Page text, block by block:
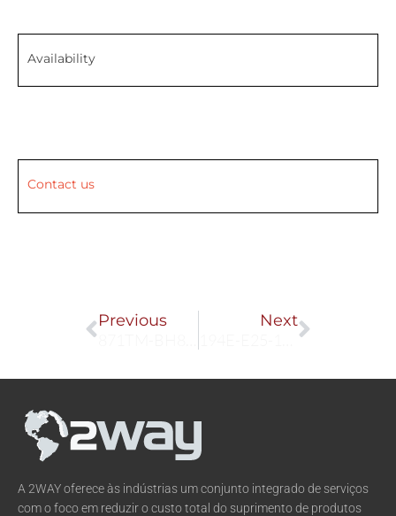
Availability
Contact us
Prev
Previous
NextNext
A 2WAY oferece às indústrias um conjunto integrado de serviços
com o foco em reduzir o custo total do suprimento de produtos